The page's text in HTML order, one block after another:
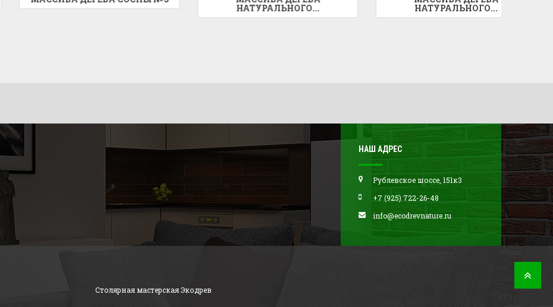
НАТУРАЛЬНОГО... НАТУРАЛЬНОГО...
НАШ АДРЕС
Рублевское шоссе, 151к3
+7 (925) 722-26-48
info@ecodrevnature.ru
Столярная мастерская Экодрев